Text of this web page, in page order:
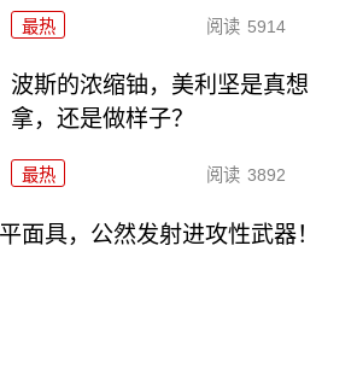
最热 阅读 5914
波斯的浓缩铀，美利坚是真想
拿，还是做样子？
最热 阅读 3892
面具，公然发射进攻性武器！